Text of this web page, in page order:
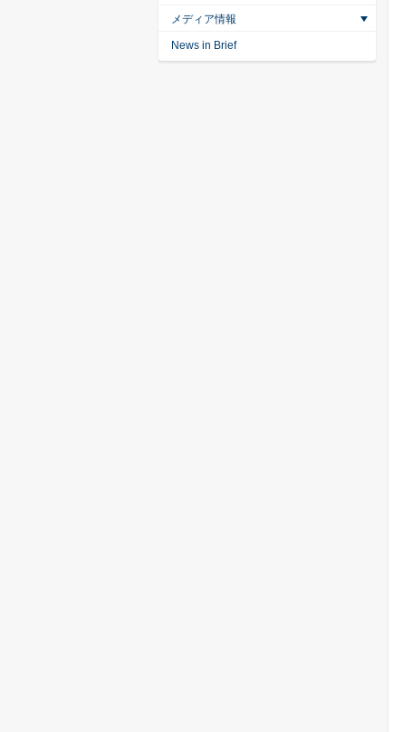
メディア情報
News in Brief